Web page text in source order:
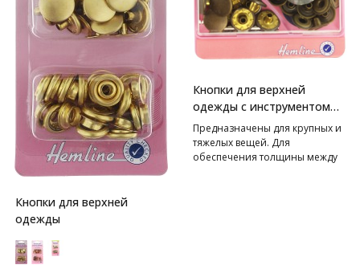
Кнопки для верхней
одежды
Кнопки для верхней
одежды с инструментом
для установки HEMLINE
Предназначены для крупных и
тяжелых вещей. Для
обеспечения толщины между